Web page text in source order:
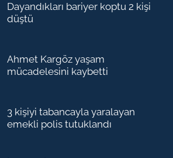
Dayandıkları bariyer koptu 2 kişi
düştü
Ahmet Kargöz yaşam
mücadelesini kaybetti
3 kişiyi tabancayla yaralayan
emekli polis tutuklandı